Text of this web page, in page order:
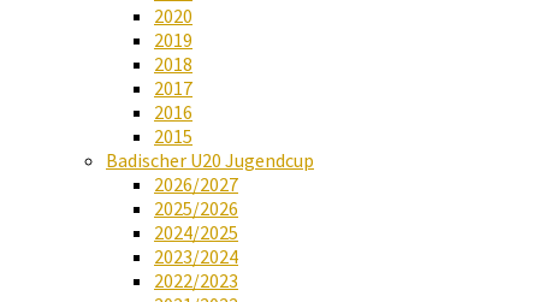
2020
2019
2018
2017
2016
2015
Badischer U20 Jugendcup
2026/2027
2025/2026
2024/2025
2023/2024
2022/2023